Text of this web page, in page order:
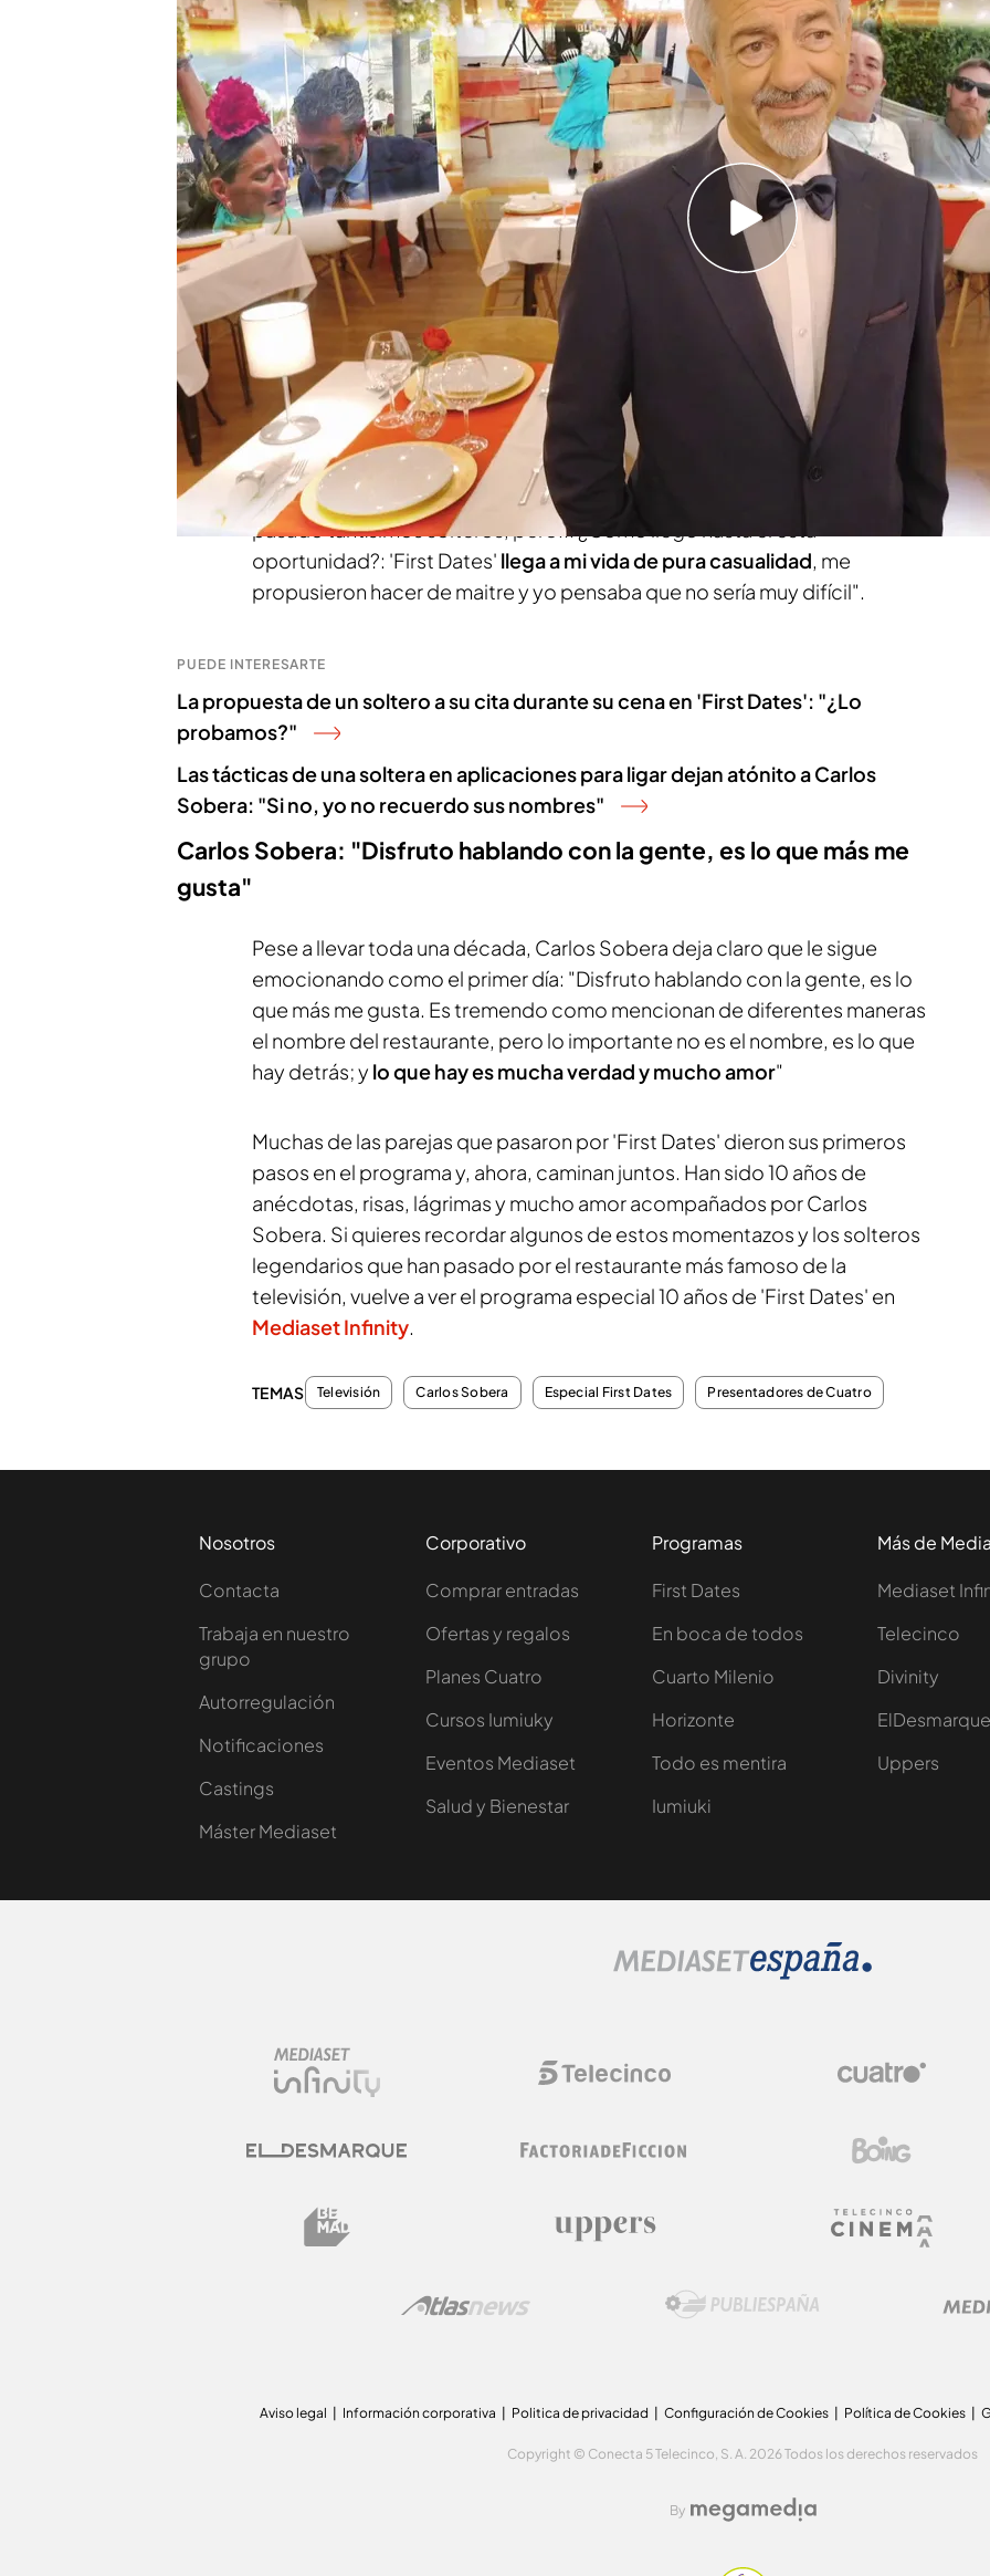
Juanlu acepta el reto de su cita y lo da todo en "la línea erótica" del
programa: "Mis manos son toallas"
Disfruta al completo de todos los programas de 'First Dates'
Compartir
'First Dates' celebra su décimo aniversario
con una entrega llena de
momentos increíbles y como no puede ser de otra manera, es importante
destacar el icónico papel de Carlos Sobera como parte del mejor
restaurante del amor. Por ello, el presentador nos ha desvelado como es
pertenecer a este proyecto tan bonito.
El presentador es la pieza fundamental de este restaurante por el que han
pasado tantísimos solteros, pero... ¿Cómo llegó hasta él esta
oportunidad?: 'First Dates' llega a mi vida de pura casualidad, me
propusieron hacer de maitre y yo pensaba que no sería muy difícil".
PUEDE INTERESARTE
La propuesta de un soltero a su cita durante su cena en 'First Dates': "¿Lo
probamos?"
Las tácticas de una soltera en aplicaciones para ligar dejan atónito a Carlos
Sobera: "Si no, yo no recuerdo sus nombres"
Carlos Sobera: "Disfruto hablando con la gente, es lo que más me
gusta"
Pese a llevar toda una década, Carlos Sobera deja claro que le sigue
emocionando como el primer día: "Disfruto hablando con la gente, es lo
que más me gusta. Es tremendo como mencionan de diferentes maneras
el nombre del restaurante, pero lo importante no es el nombre, es lo que
hay detrás; y lo que hay es mucha verdad y mucho amor"
Muchas de las parejas que pasaron por 'First Dates' dieron sus primeros
pasos en el programa y, ahora, caminan juntos. Han sido 10 años de
anécdotas, risas, lágrimas y mucho amor acompañados por Carlos
Sobera. Si quieres recordar algunos de estos momentazos y los solteros
legendarios que han pasado por el restaurante más famoso de la
televisión, vuelve a ver el programa especial 10 años de 'First Dates' en
Mediaset Infinity.
TEMAS Televisión Carlos Sobera Especial First Dates Presentadores de Cuatro
Nosotros
Contacta
Trabaja en nuestro
grupo
Autorregulación
Notificaciones
Castings
Máster Mediaset
Corporativo
Comprar entradas
Ofertas y regalos
Planes Cuatro
Cursos Iumiuky
Eventos Mediaset
Salud y Bienestar
Programas
First Dates
En boca de todos
Cuarto Milenio
Horizonte
Todo es mentira
Iumiuki
Más de
Mediaset
Telecinco
Divinity
ElDesmarque
Uppers
Aviso legal Información corporativa Politica de privacidad Configuración de Cookies Política de Cookies
Copyright © Conecta 5 Telecinco, S. A. 2026 Todos los derechos reservados
By